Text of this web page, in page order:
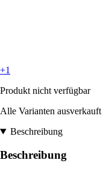
+1
Produkt nicht verfügbar
Alle Varianten ausverkauft
Beschreibung
Beschreibung